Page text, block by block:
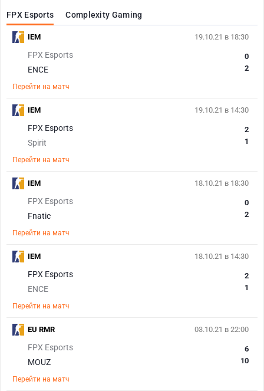
FPX Esports Complexity Gaming
19.10.21 в 18:30
FPX Esports
ENCE
0
2
Перейти на матч
IEM
19.10.21 в 14:30
FPX Esports
Spirit
2
1
Перейти на матч
IEM
18.10.21 в 18:30
FPX Esports
Fnatic
0
2
Перейти на матч
IEM
18.10.21 в 14:30
FPX Esports
ENCE
2
1
Перейти на матч
IEM
03.10.21 в 22:00
FPX Esports
MOUZ
6
10
Перейти на матч
EU RMR